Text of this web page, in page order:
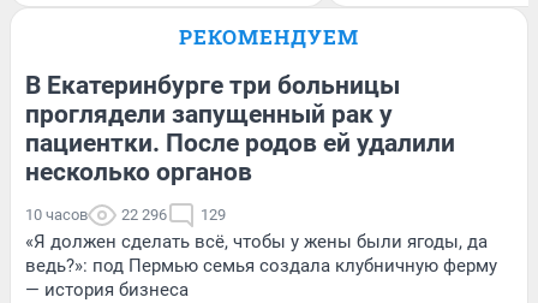
РЕКОМЕНДУЕМ
В Екатеринбурге три больницы
проглядели запущенный рак у
пациентки. После родов ей удалили
несколько органов
10 часов 22 296 129
«Я должен сделать всё, чтобы у жены были ягоды, да
ведь?»: под Пермью семья создала клубничную ферму
— история бизнеса